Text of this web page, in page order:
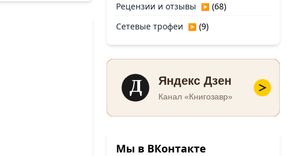
Рецензии и отзывы ▶ (68)
Сетевые трофеи ▶ (9)
Д Яндекс Дзен
Канал «Книгозавр»
Мы в ВКонтакте